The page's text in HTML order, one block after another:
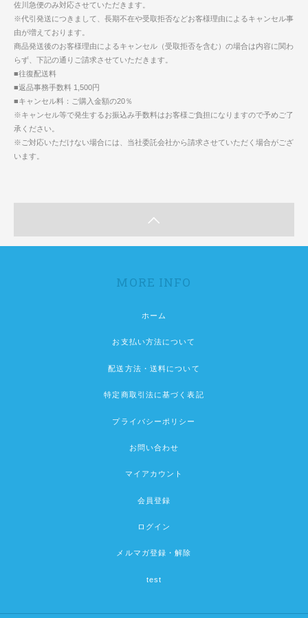
佐川急便のみ対応させていただきます。
※代引発送につきまして、長期不在や受取拒否などお客様理由によるキャンセル事
由が増えております。
商品発送後のお客様理由によるキャンセル（受取拒否を含む）の場合は内容に関わ
らず、下記の通りご請求させていただきます。
■往復配送料
■返品事務手数料 1,500円
■キャンセル料：ご購入金額の20％
※キャンセル等で発生するお振込み手数料はお客様ご負担になりますので予めご了
承ください。
※ご対応いただけない場合には、当社委託会社から請求させていただく場合がござ
います。
MORE INFO
ホーム
お支払い方法について
配送方法・送料について
特定商取引法に基づく表記
プライバシーポリシー
お問い合わせ
マイアカウント
会員登録
ログイン
メルマガ登録・解除
test